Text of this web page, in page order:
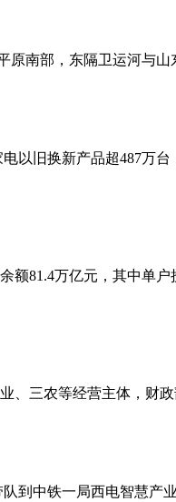
南部，东隔卫运河与
以旧换新产品超487万
额81.4万亿元，其中单
、三农等经营主体，财
到中铁一局西电智慧产